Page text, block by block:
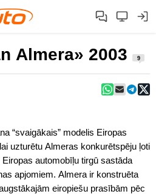
Almera» 2003 9
“svaigākais” modelis Eiropas
uzturētu Almeras konkurētspēju ļoti
automobīļu tirgū sastāda
apjomiem. Almera ir konstruēta
eiropiešu prasībām pēc